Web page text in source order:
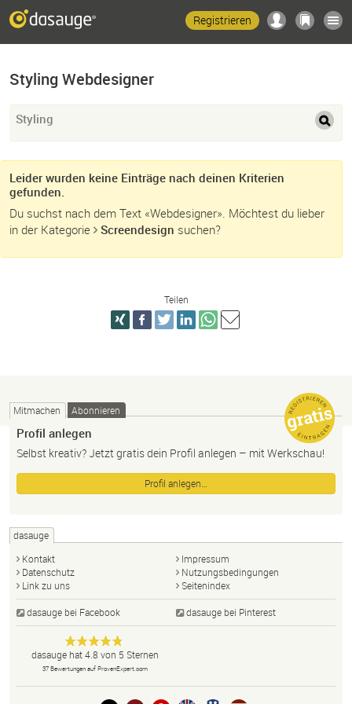
Registrieren
Styling Webdesigner
Styling
Leider wurden keine Einträge nach deinen Kriterien
gefunden.
Du suchst nach dem Text «Webdesigner». Möchtest du lieber
in der Kategorie
Screendesign suchen?
Teilen
Mitmachen Abonnieren
Profil anlegen
Selbst kreativ? Jetzt gratis dein Profil anlegen – mit Werkschau!
Profil anlegen…
dasauge
Kontakt
Impressum
Datenschutz
Nutzungsbedingungen
Link zu uns
Seitenindex
dasauge bei Facebook dasauge bei Pinterest
dasauge
Designer,
Fotografen,
Agenturen,
Anonym
dasaugehat4.8 von 5 Sternen
37Bewertungen auf ProvenExpert.com